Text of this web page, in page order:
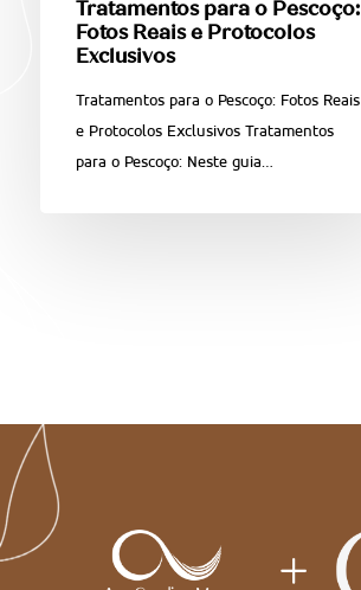
Tratamentos para o Pescoço:
Fotos Reais e Protocolos
Exclusivos
Tratamentos para o Pescoço: Fotos Reais
e Protocolos Exclusivos Tratamentos
para o Pescoço: Neste guia…